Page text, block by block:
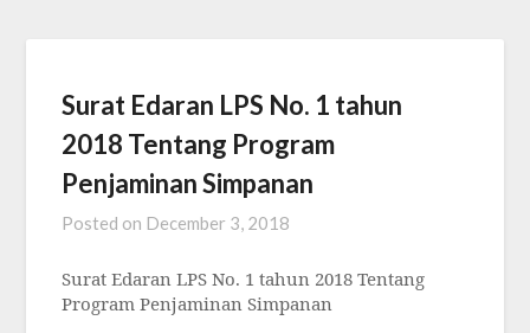
Surat Edaran LPS No. 1 tahun
2018 Tentang Program
Penjaminan Simpanan
Posted on December 3, 2018
Surat Edaran LPS No. 1 tahun 2018 Tentang
Program Penjaminan Simpanan